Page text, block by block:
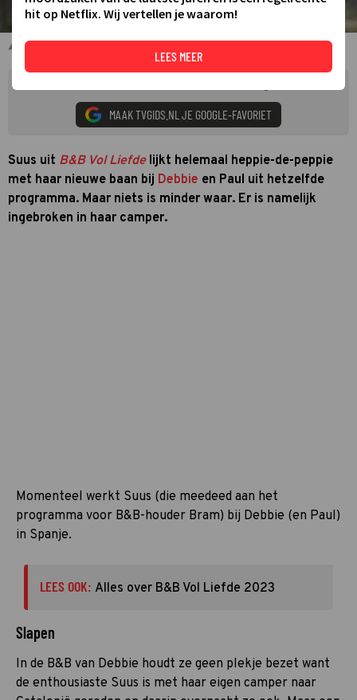
Suus in B&B Vol Liefde 2023
MAAK TVGIDS.NL JE GOOGLE-FAVORIET
Suus uit B&B Vol Liefdelijkt helemaal heppie-de-peppie
met haar nieuwe baan bij Debbie en Paul uit hetzelfde
programma. Maar niets is minder waar. Er is namelijk
ingebroken in haar camper.
Momenteel werkt Suus (die meedeed aan het
programma voor B&B-houder Bram) bij Debbie (en Paul)
in Spanje.
LEES OOK: Alles over B&B Vol Liefde 2023
Slapen
In de B&B van Debbie houdt ze geen plekje bezet want
de enthousiaste Suus is met haar eigen camper naar
hit op Netflix. Wij vertellen je waarom!
LEES MEER